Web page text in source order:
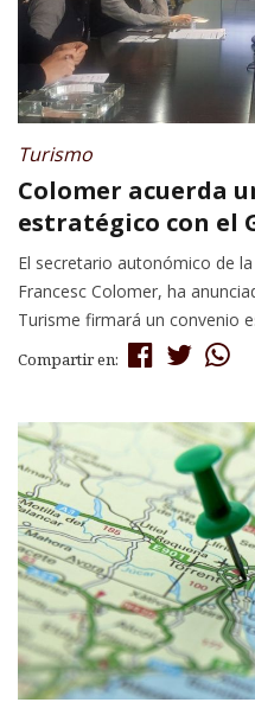
Turismo
Colomer acuerda
estratégico con el
El secretario autonómico de
Francesc Colomer, ha
Turisme firmará un convenio
Compartir en: